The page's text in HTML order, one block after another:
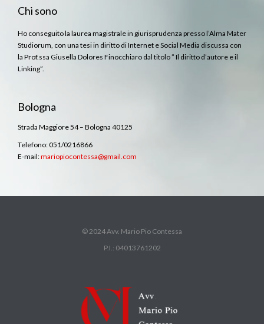
Chi sono
Ho conseguito la laurea magistrale in giurisprudenza presso l’Alma Mater
Studiorum, con una tesi in diritto di Internet e Social Media discussa con
la Prof.ssa Giusella Dolores Finocchiaro dal titolo ” Il diritto d’autore e il
Linking”.
Bologna
Strada Maggiore 54 – Bologna 40125
Telefono: 051/0216866
E-mail:mariopiocontessa@gmail.com
© 2024 Avv. Mario Pio Contessa
P.I.: 04013761202